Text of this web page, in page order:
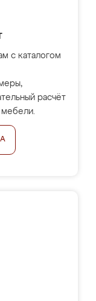
с каталогом
расчёт